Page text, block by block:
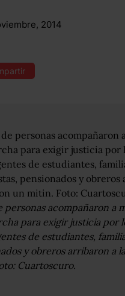
2014
personas acompañaron a
para exigir justicia por
de estudiantes,
y obreros arribaron a
Cuartoscuro.